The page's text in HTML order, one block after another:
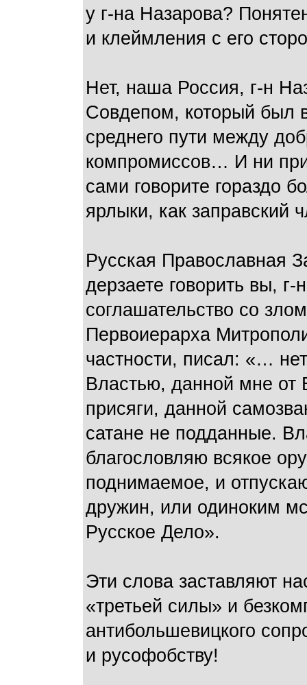
у г-на Назарова?
и клеймления с его
Нет, наша Россия, г-н
Совдепом, который был
среднего пути между
компромиссов… И ни
сами говорите гораздо
ярлыки, как заправский
Русская Православная
дерзаете говорить вы,
соглашательство со
Первоиерарха
частности, писал: «…
Властью, данной мне от
присяги, данной
сатане не подданные.
благословляю всякое
поднимаемое, и
дружин, или одиноким
Русское Дело».
Эти слова заставляют
«третьей силы» и
антибольшевицкого
и русофобству!